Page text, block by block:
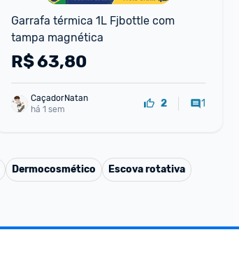
Garrafa térmica 1L Fjbottle com
tampa magnética
R$63,80
CaçadorNatan
há 1 sem
2 1
Dermocosmético Escova rotativa